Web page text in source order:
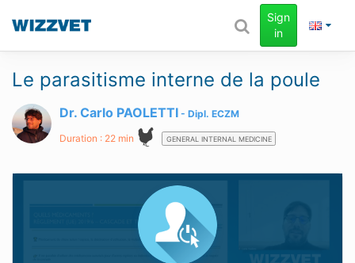
Sign
in
Le parasitisme interne de la poule
Dr. Carlo PAOLETTI Dipl. ECZM
Duration : 22 min GENERAL INTERNAL MEDICINE